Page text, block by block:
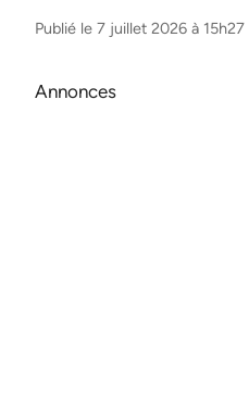
Publié le 7 juillet 2026 à 15h27
Annonces